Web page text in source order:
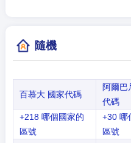
隨機
百慕大 國家代碼
阿爾巴
代碼
+218 哪個國家的
區號
+30 哪
區號